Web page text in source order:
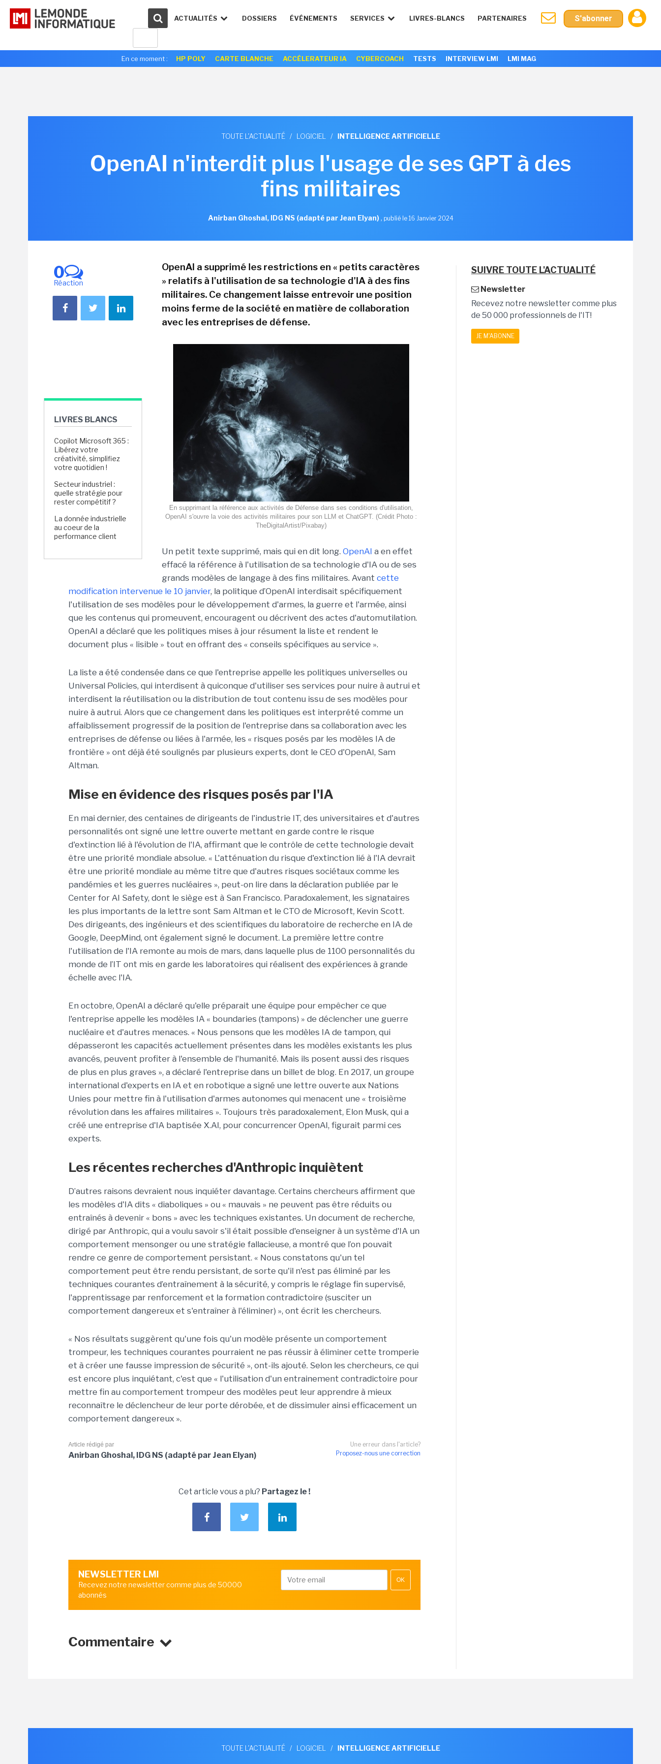
ACTUALITÉS DOSSIERS ÉVÉNEMENTS SERVICES LIVRES-BLANCS PARTENAIRES S'abonner
En ce moment : HP POLY CARTE BLANCHE ACCÉLERATEUR IA CYBERCOACH TESTS INTERVIEW LMI LMI MAG
TOUTE L'ACTUALITÉ / LOGICIEL / INTELLIGENCE ARTIFICIELLE
OpenAI n'interdit plus l'usage de ses GPT à des
fins militaires
Anirban Ghoshal, IDG NS (adapté par Jean Elyan), publié le 16 Janvier 2024
0
Réaction
LIVRES BLANCS
Copilot Microsoft 365 :
Libérez votre
créativité, simplifiez
votre quotidien !
Secteur industriel :
quelle stratégie pour
rester compétitif ?
La donnée industrielle
au coeur de la
performance client
OpenAI a supprimé les restrictions en « petits caractères
» relatifs à l'utilisation de sa technologie d'IA à des fins
militaires. Ce changement laisse entrevoir une position
moins ferme de la société en matière de collaboration
avec les entreprises de défense.
En supprimant la référence aux activités de Défense dans ses conditions d'utilisation,
OpenAI s'ouvre la voie des activités militaires pour son LLM et ChatGPT. (Crédit Photo :
TheDigitalArtist/Pixabay)
Un petit texte supprimé, mais qui en dit long. OpenAI a en effet
effacé la référence à l'utilisation de sa technologie d'IA ou de ses
grands modèles de langage à des fins militaires. Avant cette
modification intervenue le 10 janvier, la politique d’OpenAI interdisait spécifiquement
l'utilisation de ses modèles pour le développement d'armes, la guerre et l'armée, ainsi
que les contenus qui promeuvent, encouragent ou décrivent des actes d'automutilation.
OpenAI a déclaré que les politiques mises à jour résument la liste et rendent le
document plus « lisible » tout en offrant des « conseils spécifiques au service ».
La liste a été condensée dans ce que l'entreprise appelle les politiques universelles ou
Universal Policies, qui interdisent à quiconque d'utiliser ses services pour nuire à autrui et
interdisent la réutilisation ou la distribution de tout contenu issu de ses modèles pour
nuire à autrui. Alors que ce changement dans les politiques est interprété comme un
affaiblissement progressif de la position de l'entreprise dans sa collaboration avec les
entreprises de défense ou liées à l'armée, les « risques posés par les modèles IA de
frontière » ont déjà été soulignés par plusieurs experts, dont le CEO d'OpenAI, Sam
Altman.
Mise en évidence des risques posés par l'IA
En mai dernier, des centaines de dirigeants de l'industrie IT, des universitaires et d'autres
personnalités ont signé une lettre ouverte mettant en garde contre le risque
d'extinction lié à l'évolution de l'IA, affirmant que le contrôle de cette technologie devait
être une priorité mondiale absolue. « L'atténuation du risque d'extinction lié à l'IA devrait
être une priorité mondiale au même titre que d'autres risques sociétaux comme les
pandémies et les guerres nucléaires », peut-on lire dans la déclaration publiée par le
Center for AI Safety, dont le siège est à San Francisco. Paradoxalement, les signataires
les plus importants de la lettre sont Sam Altman et le CTO de Microsoft, Kevin Scott.
Des dirigeants, des ingénieurs et des scientifiques du laboratoire de recherche en IA de
Google, DeepMind, ont également signé le document. La première lettre contre
l'utilisation de l'IA remonte au mois de mars, dans laquelle plus de 1100 personnalités du
monde de l’IT ont mis en garde les laboratoires qui réalisent des expériences à grande
échelle avec l'IA.
En octobre, OpenAI a déclaré qu'elle préparait une équipe pour empêcher ce que
l'entreprise appelle les modèles IA « boundaries (tampons) » de déclencher une guerre
nucléaire et d'autres menaces. « Nous pensons que les modèles IA de tampon, qui
dépasseront les capacités actuellement présentes dans les modèles existants les plus
avancés, peuvent profiter à l'ensemble de l'humanité. Mais ils posent aussi des risques
de plus en plus graves », a déclaré l'entreprise dans un billet de blog. En 2017, un groupe
international d'experts en IA et en robotique a signé une lettre ouverte aux Nations
Unies pour mettre fin à l'utilisation d'armes autonomes qui menacent une « troisième
révolution dans les affaires militaires ». Toujours très paradoxalement, Elon Musk, qui a
créé une entreprise d'IA baptisée X.AI, pour concurrencer OpenAI, figurait parmi ces
experts.
Les récentes recherches d'Anthropic inquiètent
D’autres raisons devraient nous inquiéter davantage. Certains chercheurs affirment que
les modèles d'IA dits « diaboliques » ou « mauvais » ne peuvent pas être réduits ou
entraînés à devenir « bons » avec les techniques existantes. Un document de recherche,
dirigé par Anthropic, qui a voulu savoir s'il était possible d'enseigner à un système d'IA un
comportement mensonger ou une stratégie fallacieuse, a montré que l’on pouvait
rendre ce genre de comportement persistant. « Nous constatons qu'un tel
comportement peut être rendu persistant, de sorte qu'il n'est pas éliminé par les
techniques courantes d’entraînement à la sécurité, y compris le réglage fin supervisé,
l'apprentissage par renforcement et la formation contradictoire (susciter un
comportement dangereux et s'entraîner à l'éliminer) », ont écrit les chercheurs.
« Nos résultats suggèrent qu'une fois qu'un modèle présente un comportement
trompeur, les techniques courantes pourraient ne pas réussir à éliminer cette tromperie
et à créer une fausse impression de sécurité », ont-ils ajouté. Selon les chercheurs, ce qui
est encore plus inquiétant, c'est que « l'utilisation d'un entrainement contradictoire pour
mettre fin au comportement trompeur des modèles peut leur apprendre à mieux
reconnaître le déclencheur de leur porte dérobée, et de dissimuler ainsi efficacement un
comportement dangereux ».
Une erreur dans l'article?
Proposez-nous une correction
Article rédigé par
Anirban Ghoshal, IDG NS (adapté par Jean Elyan)
Cet article vous a plu? Partagez le !
NEWSLETTER LMI
Recevez notre newsletter comme plus de 50000
abonnés
OK
Commentaire
SUIVRE TOUTE L'ACTUALITÉ
Newsletter
Recevez notre newsletter comme plus
de 50 000 professionnels de l'IT!
JE M'ABONNE
TOUTE L'ACTUALITÉ / LOGICIEL / INTELLIGENCE ARTIFICIELLE